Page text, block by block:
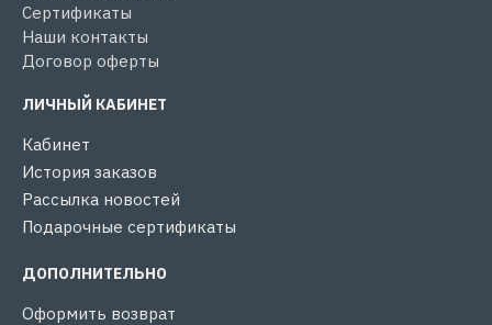
Сертификаты
Наши контакты
Договор оферты
ЛИЧНЫЙ КАБИНЕТ
Кабинет
История заказов
Рассылка новостей
Подарочные сертификаты
ДОПОЛНИТЕЛЬНО
Оформить возврат